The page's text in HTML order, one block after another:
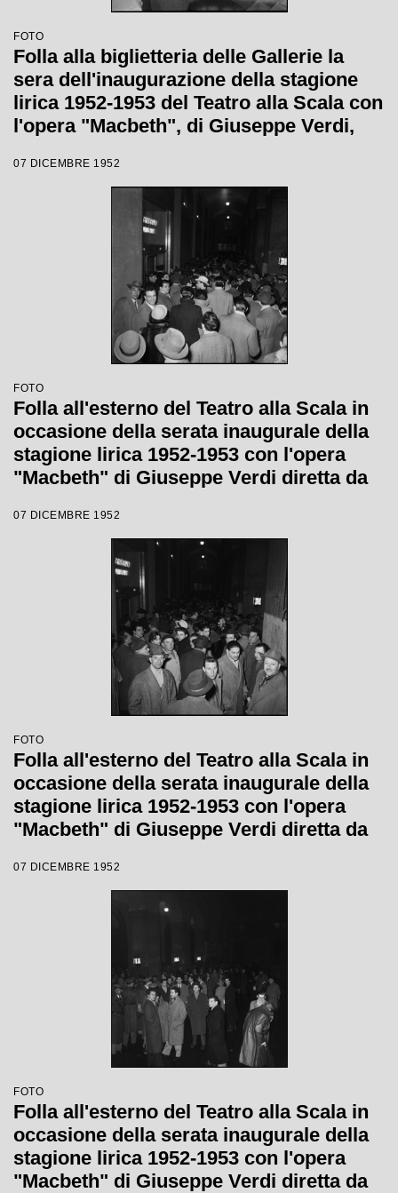
FOTO
Folla alla biglietteria delle Gallerie la
sera dell'inaugurazione della stagione
lirica 1952-1953 del Teatro alla Scala con
l'opera "Macbeth", di Giuseppe Verdi,
di Carl Ebert
07 DICEMBRE 1952
FOTO
Folla all'esterno del Teatro alla Scala in
occasione della serata inaugurale della
stagione lirica 1952-1953 con l'opera
"Macbeth" di Giuseppe Verdi diretta da
Ebert
07 DICEMBRE 1952
FOTO
Folla all'esterno del Teatro alla Scala in
occasione della serata inaugurale della
stagione lirica 1952-1953 con l'opera
"Macbeth" di Giuseppe Verdi diretta da
Ebert
07 DICEMBRE 1952
FOTO
Folla all'esterno del Teatro alla Scala in
occasione della serata inaugurale della
stagione lirica 1952-1953 con l'opera
"Macbeth" di Giuseppe Verdi diretta da